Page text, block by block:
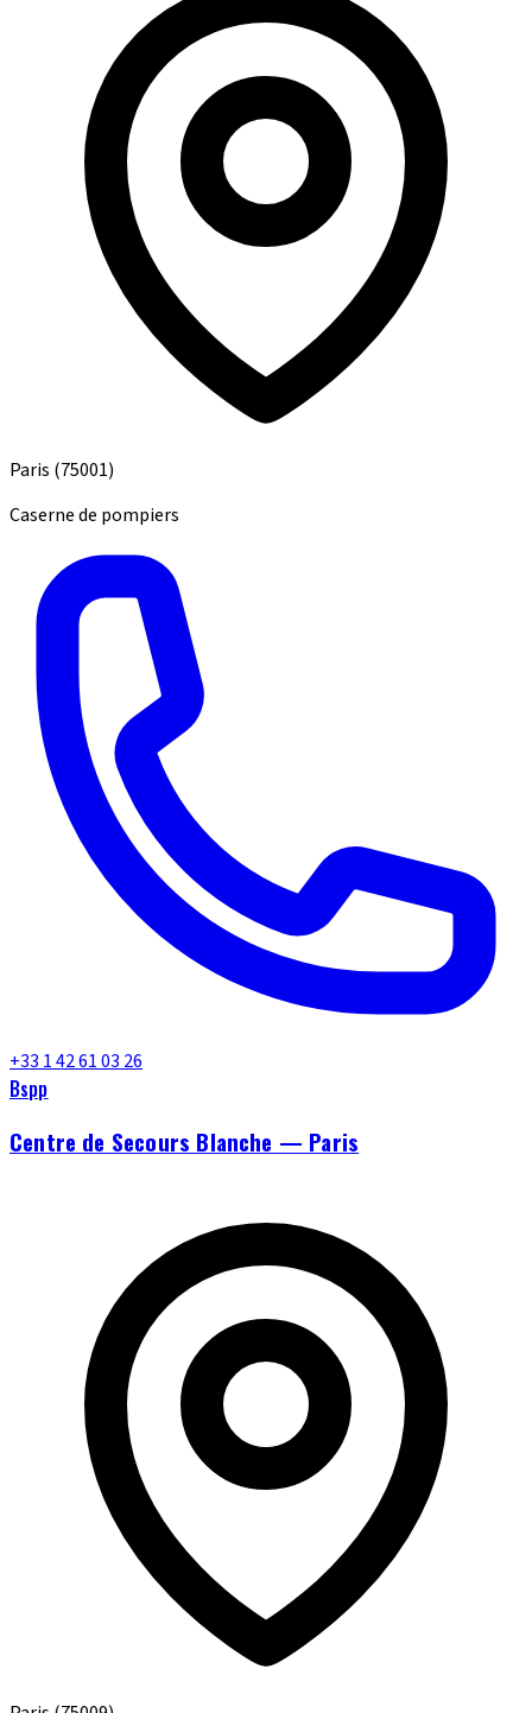
Paris (75001)
Caserne de pompiers
+33 1 42 61 03 26
Bspp
Centre de Secours Blanche — Paris